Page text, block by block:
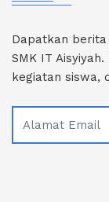
Dapatkan
SMK IT
kegiatan siswa,